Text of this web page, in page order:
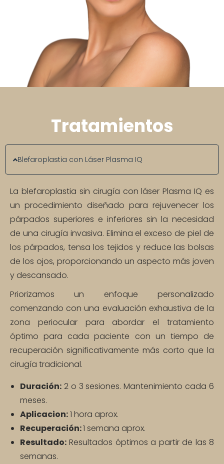
Tratamientos
Blefaroplastia con Láser Plasma IQ
La blefaroplastia sin cirugía con láser Plasma IQ es
un procedimiento diseñado para rejuvenecer los
párpados superiores e inferiores sin la necesidad
de una cirugía invasiva. Elimina el exceso de piel de
los párpados, tensa los tejidos y reduce las bolsas
de los ojos, proporcionando un aspecto más joven
y descansado.
Priorizamos un enfoque personalizado
comenzando con una evaluación exhaustiva de la
zona periocular para abordar el tratamiento
óptimo para cada paciente con un tiempo de
recuperación significativamente más corto que la
cirugía tradicional.
Duración: 2 o 3 sesiones. Mantenimiento cada 6
meses.
Aplicacion:1 hora aprox.
Recuperación:1 semana aprox.
Resultado: Resultados óptimos a partir de las 8
semanas.